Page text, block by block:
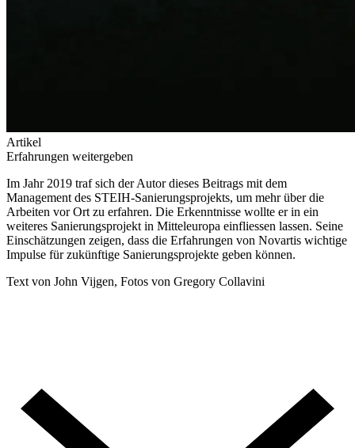
Artikel
Erfahrungen weitergeben
Im Jahr 2019 traf sich der Autor dieses Beitrags mit dem
Management des STEIH-Sanierungsprojekts, um mehr über die
Arbeiten vor Ort zu erfahren. Die Erkenntnisse wollte er in ein
weiteres Sanierungsprojekt in Mitteleuropa einfliessen lassen. Seine
Einschätzungen zeigen, dass die Erfahrungen von Novartis wichtige
Impulse für zukünftige Sanierungsprojekte geben können.
Text von John Vijgen, Fotos von Gregory Collavini